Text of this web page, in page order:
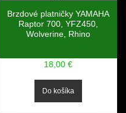
Brzdové platničky YAMAHA
Raptor 700, YFZ450,
Wolverine, Rhino
18,00 €